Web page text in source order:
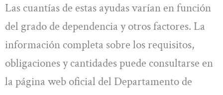
Las cuantías de estas ayudas varían en función
del grado de dependencia y otros factores. La
información completa sobre los requisitos,
obligaciones y cantidades puede consultarse en
la página web oficial del Departamento de